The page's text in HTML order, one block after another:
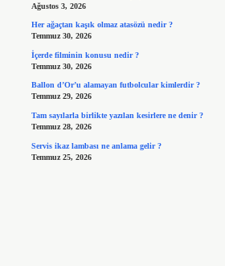
Ağustos 3, 2026
Her ağaçtan kaşık olmaz atasözü nedir ?
Temmuz 30, 2026
İçerde filminin konusu nedir ?
Temmuz 30, 2026
Ballon d’Or’u alamayan futbolcular kimlerdir ?
Temmuz 29, 2026
Tam sayılarla birlikte yazılan kesirlere ne denir ?
Temmuz 28, 2026
Servis ikaz lambası ne anlama gelir ?
Temmuz 25, 2026